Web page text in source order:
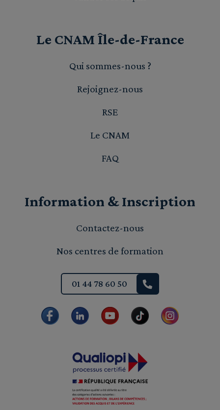
Le CNAM Île-de-France
Qui sommes-nous ?
Rejoignez-nous
RSE
Le CNAM
FAQ
Information & Inscription
Contactez-nous
Nos centres de formation
01 44 78 60 50